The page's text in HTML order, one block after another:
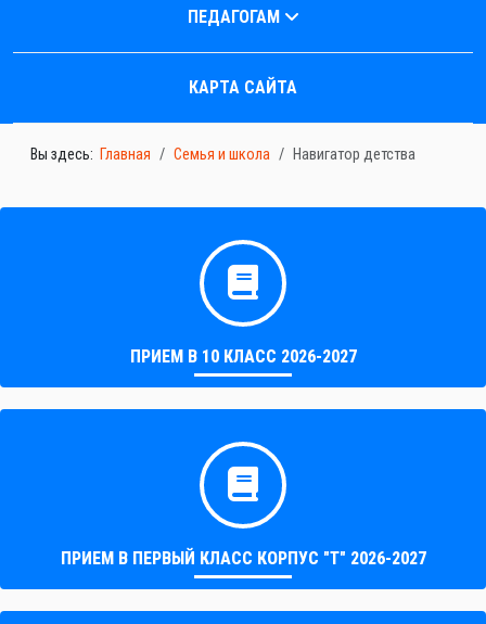
ПЕДАГОГАМ
КАРТА САЙТА
Вы здесь: Главная Семья и школа Навигатор детства
ПРИЕМ В 10 КЛАСС 2026-2027
ПРИЕМ В ПЕРВЫЙ КЛАСС КОРПУС "Т" 2026-2027